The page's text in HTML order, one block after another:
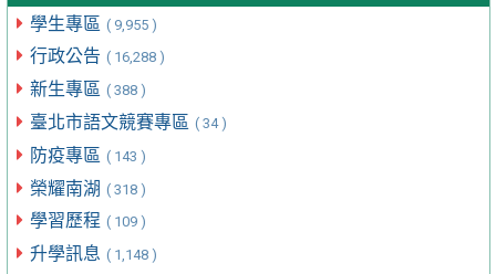
學生專區 ( 9,955 )
行政公告 ( 16,288 )
新生專區 ( 388 )
臺北市語文競賽專區 ( 34 )
防疫專區 ( 143 )
榮耀南湖 ( 318 )
學習歷程 ( 109 )
升學訊息 ( 1,148 )